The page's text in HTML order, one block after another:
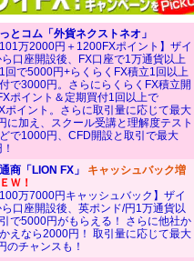
とコム「外貨ネクストネオ」
101万2000円＋1200FXポイント】ザイ
ら口座開設後、FX口座で1万通貨以上
回で5000円+らくらくFX積立1回以上
で3000円。さらにらくらくFX積立開
ポイント＆定期買付1回以上で
ポイント。さらに取引量に応じて最大
に加え、スクール受講と理解度テスト
で1000円、CFD開設と取引で最大
商「LION FX」 キャッシュバック増
Ｗ！
100万7000円キャッシュバック】ザイ
ら口座開設後、英ポンド/円1万通貨以
で5000円がもらえる！ さらに他社か
えなら2000円！ 取引量に応じて最大
のチャンスも！